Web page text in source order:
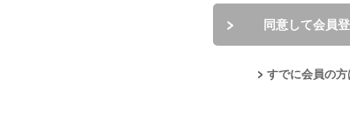
同意して会員
すでに会員の方